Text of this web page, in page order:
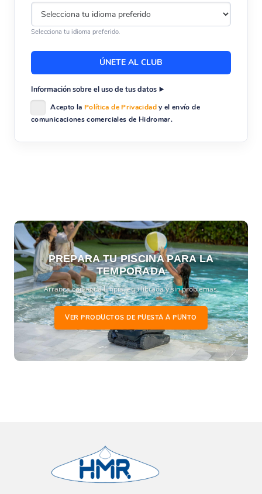
Selecciona tu idioma preferido.
Información sobre el uso de tus datos
Acepto la Política de Privacidady el envío de
comunicaciones comerciales de Hidromar.
PREPARA TU PISCINA PARA LA
TEMPORADA
Arranca con agua limpia, equilibrada y sin problemas.
VER PRODUCTOS DE PUESTA A PUNTO